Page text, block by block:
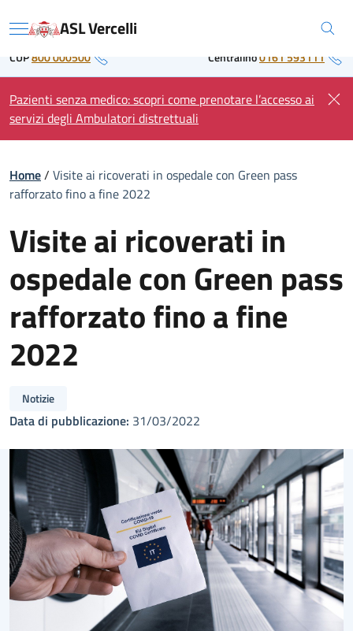
to Regione Piemonte
Menu ASL Vercelli
CUP800 000500 Centralino0161 593111
Pazienti senza medico: scopri come prenotare l’accesso ai
servizi degli Ambulatori distrettuali
Home/ Visite ai ricoverati in ospedale con Green pass
rafforzato fino a fine 2022
Visite ai ricoverati in
ospedale con Green pass
rafforzato fino a fine
2022
Notizie
Data di pubblicazione: 31/03/2022